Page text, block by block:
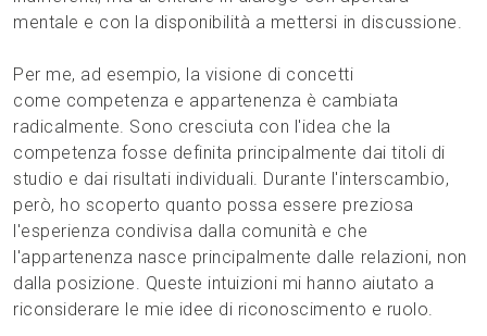
mentale e con la disponibilità a mettersi in discussione.
Per me, ad esempio, la visione di concetti
come competenza e appartenenza è cambiata
radicalmente. Sono cresciuta con l'idea che la
competenza fosse definita principalmente dai titoli di
studio e dai risultati individuali. Durante l'interscambio,
però, ho scoperto quanto possa essere preziosa
l'esperienza condivisa dalla comunità e che
l'appartenenza nasce principalmente dalle relazioni, non
dalla posizione. Queste intuizioni mi hanno aiutato a
riconsiderare le mie idee di riconoscimento e ruolo.